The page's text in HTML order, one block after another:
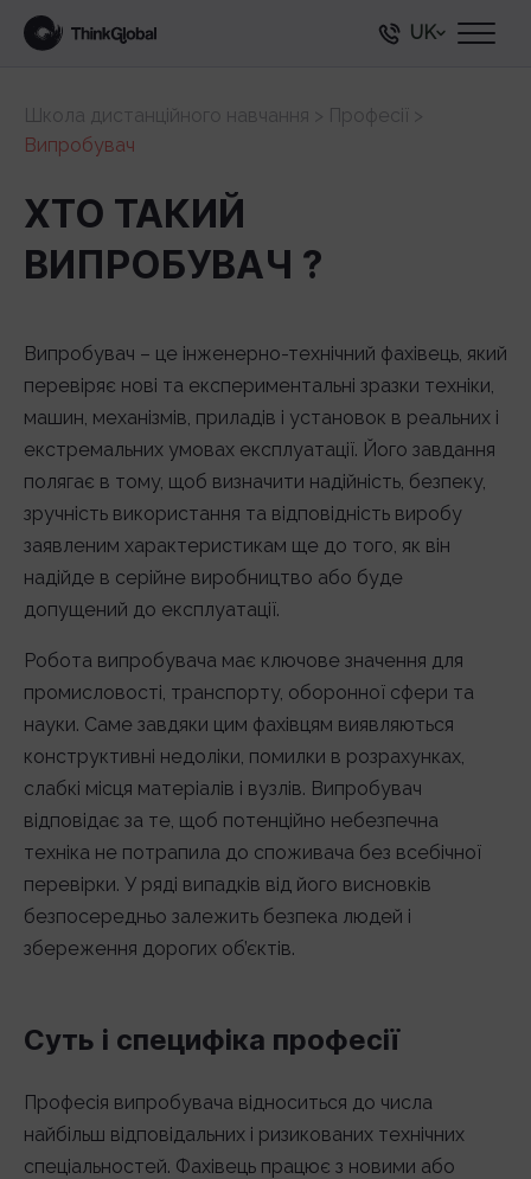
UK
Школа дистанційного навчання > Професії >
Випробувач
ХТО ТАКИЙ
ВИПРОБУВАЧ ?
Випробувач – це інженерно-технічний фахівець, який
перевіряє нові та експериментальні зразки техніки,
машин, механізмів, приладів і установок в реальних і
екстремальних умовах експлуатації. Його завдання
полягає в тому, щоб визначити надійність, безпеку,
зручність використання та відповідність виробу
заявленим характеристикам ще до того, як він
надійде в серійне виробництво або буде
допущений до експлуатації.
Робота випробувача має ключове значення для
промисловості, транспорту, оборонної сфери та
науки. Саме завдяки цим фахівцям виявляються
конструктивні недоліки, помилки в розрахунках,
слабкі місця матеріалів і вузлів. Випробувач
відповідає за те, щоб потенційно небезпечна
техніка не потрапила до споживача без всебічної
перевірки. У ряді випадків від його висновків
безпосередньо залежить безпека людей і
збереження дорогих об’єктів.
Суть і специфіка професії
Професія випробувача відноситься до числа
найбільш відповідальних і ризикованих технічних
спеціальностей. Фахівець працює з новими або